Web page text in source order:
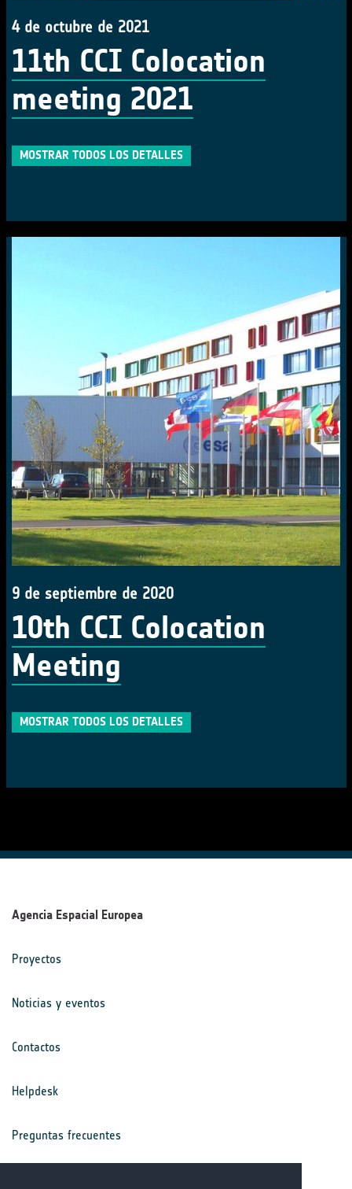
4 de octubre de 2021
11th CCI Colocation
meeting 2021
MOSTRAR TODOS LOS DETALLES
9 de septiembre de 2020
10th CCI Colocation
Meeting
MOSTRAR TODOS LOS DETALLES
Agencia Espacial Europea
Proyectos
Noticias y eventos
Contactos
Helpdesk
Preguntas frecuentes